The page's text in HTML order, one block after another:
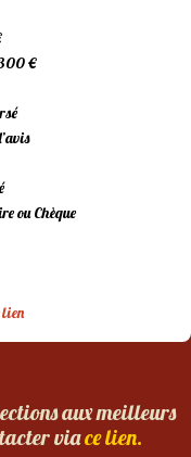
€
ou Chèque
lien
aux meilleurs
viace lien.